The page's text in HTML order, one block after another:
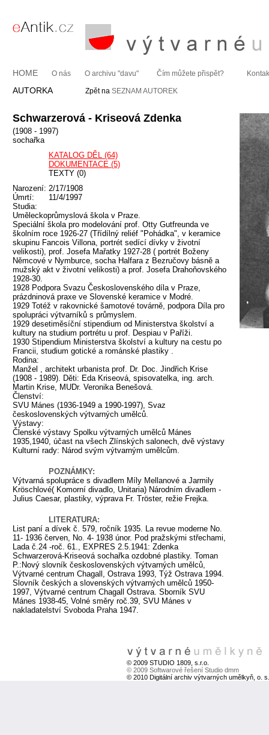
HOME O nás O archivu "davu" Čím můžete přispět?
AUTORKA Zpět na SEZNAM AUTOREK
Schwarzerová - Kriseová Zdenka
(1908 - 1997)
sochařka
KATALOG DĚL (64)
DOKUMENTACE (5)
TEXTY (0)
Narození: 2/17/1908
Úmrtí:
11/4/1997
Studia:
Uměleckoprůmyslová škola v Praze.
Speciální škola pro modelování prof. Otty Gutfreunda ve
školním roce 1926-27 (Třídílný reliéf "Pohádka", v keramice
skupinu Fancois Villona, portrét sedící dívky v životní
velikosti), prof. Josefa Mařatky 1927-28 ( portrét Boženy
Němcové v Nymburce, socha Halfara z Bezručovy básně a
mužský akt v životní velikosti) a prof. Josefa Drahoňovského
1928-30.
1928 Podpora Svazu Československého díla v Praze,
prázdninová praxe ve Slovenské keramice v Modré.
1929 Totéž v rakovnické šamotové továrně, podpora Díla pro
spolupráci výtvarníků s průmyslem.
1929 desetiměsíční stipendium od Ministerstva školství a
kultury na studium portrétu u prof. Despiau v Paříži.
1930 Stipendium Ministerstva školství a kultury na cestu po
Francii, studium gotické a románské plastiky .
Rodina:
Manžel , architekt urbanista prof. Dr. Doc. Jindřich Krise
(1908 - 1989). Děti: Eda Kriseová, spisovatelka, ing. arch.
Martin Krise, MUDr. Veronika Benešová.
Členství:
SVU Mánes (1936-1949 a 1990-1997), Svaz
československých výtvarných umělců.
Výstavy:
Členské výstavy Spolku výtvarných umělců Mánes
1935,1940, účast na všech Zlínských salonech, dvě výstavy
Kulturní rady: Národ svým výtvarným umělcům.
POZNÁMKY:
Výtvarná spolupráce s divadlem Míly Mellanové a Jarmily
Kröschlové( Komorní divadlo, Unitaria) Národním divadlem -
Julius Caesar, plastiky, výprava Fr. Tröster, režie Frejka.
LITERATURA:
List paní a dívek č. 579, ročník 1935. La revue moderne No.
11- 1936 červen, No. 4- 1938 únor. Pod pražskými střechami,
Lada č.24 -roč. 61., EXPRES 2.5.1941: Zdenka
Schwarzerová-Kriseová sochařka ozdobné plastiky. Toman
P.:Nový slovník československých výtvarných umělců,
Výtvarné centrum Chagall, Ostrava 1993, Týž Ostrava 1994.
Slovník českých a slovenských výtvarných umělců 1950-
1997, Výtvarné centrum Chagall Ostrava. Sborník SVU
Mánes 1938-45, Volné směry roč.39, SVU Mánes v
nakladatelství Svoboda Praha 1947.
© 2009 STUDIO 1809, s.r.o.
© 2009 Softwarové řešení Studio dmm
© 2010 Digitální archiv výtvarných umělkyň, o. s.